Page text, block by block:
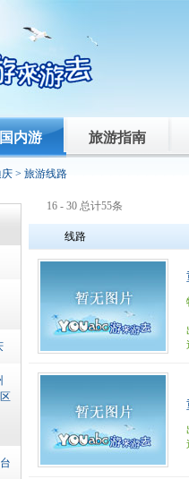
国内游 旅游指南
> 旅游线路
16 - 30 总计55条
线路